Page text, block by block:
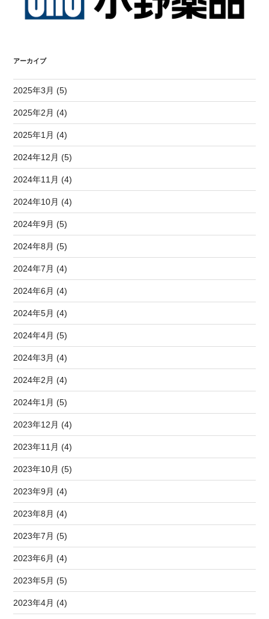
アーカイブ
2025年3月 (5)
2025年2月 (4)
2025年1月 (4)
2024年12月 (5)
2024年11月 (4)
2024年10月 (4)
2024年9月 (5)
2024年8月 (5)
2024年7月 (4)
2024年6月 (4)
2024年5月 (4)
2024年4月 (5)
2024年3月 (4)
2024年2月 (4)
2024年1月 (5)
2023年12月 (4)
2023年11月 (4)
2023年10月 (5)
2023年9月 (4)
2023年8月 (4)
2023年7月 (5)
2023年6月 (4)
2023年5月 (5)
2023年4月 (4)